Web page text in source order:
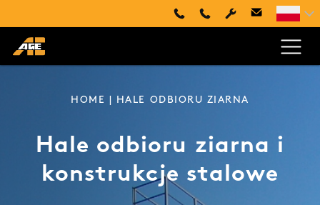
HOME | HALE ODBIORU ZIARNA
Hale odbioru ziarna i
konstrukcje stalowe